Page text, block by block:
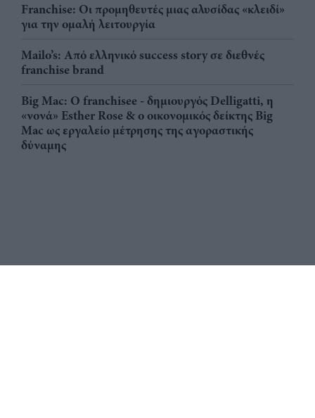
Franchise: Οι προμηθευτές μιας αλυσίδας «κλειδί»
για την ομαλή λειτουργία
Mailo’s: Από ελληνικό success story σε διεθνές
franchise brand
Big Mac: Ο franchisee - δημιουργός Delligatti, η
«νονά» Esther Rose & ο οικονομικός δείκτης Big
Mac ως εργαλείο μέτρησης της αγοραστικής
δύναμης